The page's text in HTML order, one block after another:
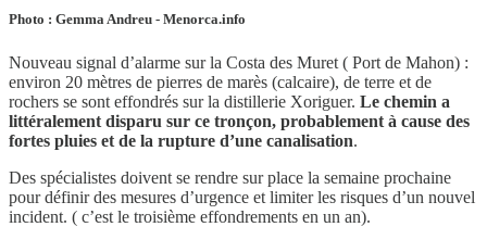
Photo : Gemma Andreu - Menorca.info
Nouveau signal d’alarme sur la Costa des Muret ( Port de Mahon) :
environ 20 mètres de pierres de marès (calcaire), de terre et de
rochers se sont effondrés sur la distillerie Xoriguer. Le chemin a
littéralement disparu sur ce tronçon, probablement à cause des
fortes pluies et de la rupture d’une canalisation.
Des spécialistes doivent se rendre sur place la semaine prochaine
pour définir des mesures d’urgence et limiter les risques d’un nouvel
incident. ( c’est le troisième effondrements en un an).